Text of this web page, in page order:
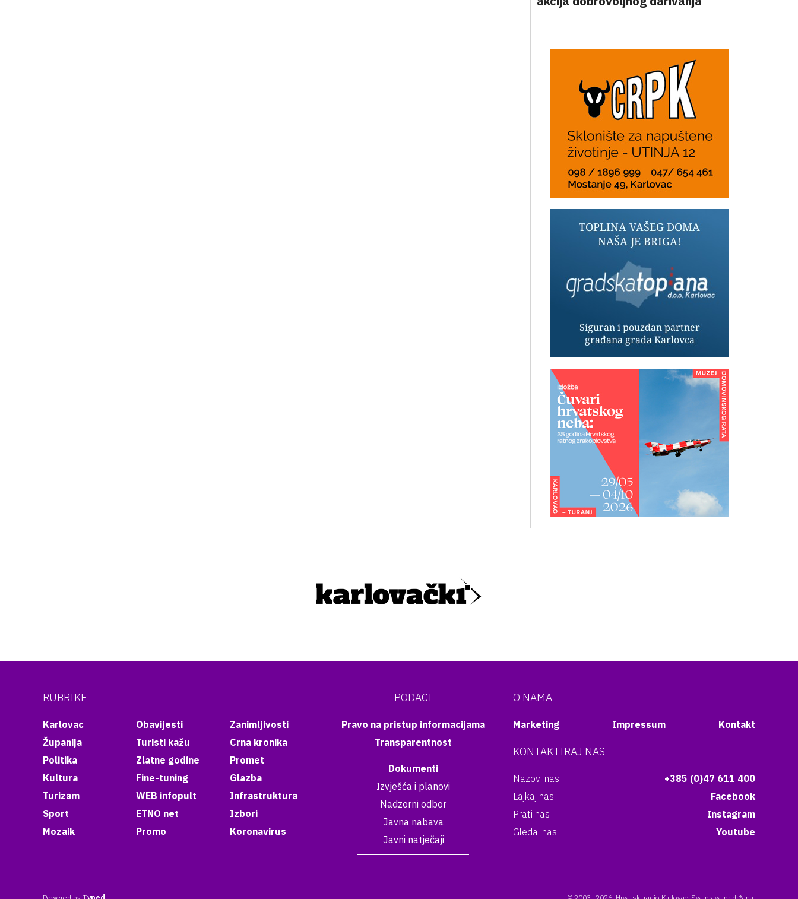
RUBRIKE
Karlovac
Županija
Politika
Kultura
Turizam
Sport
Mozaik
Obavijesti
Turisti kažu
Zlatne godine
Fine-tuning
WEB infopult
ETNO net
Promo
Zanimljivosti
Crna kronika
Promet
Glazba
Infrastruktura
Izbori
Koronavirus
PODACI
Pravo na pristup informacijama
Transparentnost
Dokumenti
Izvješća i planovi
Nadzorni odbor
Javna nabava
Javni natječaji
O NAMA
Marketing Impressum Kontakt
KONTAKTIRAJ NAS
Nazovi nas
+385 (0)47 611 400
Lajkaj nas
Facebook
Prati nas
Instagram
Gledaj nas
Youtube
Powered by Typed © 2003- 2026. Hrvatski radio Karlovac. Sva prava pridržana.